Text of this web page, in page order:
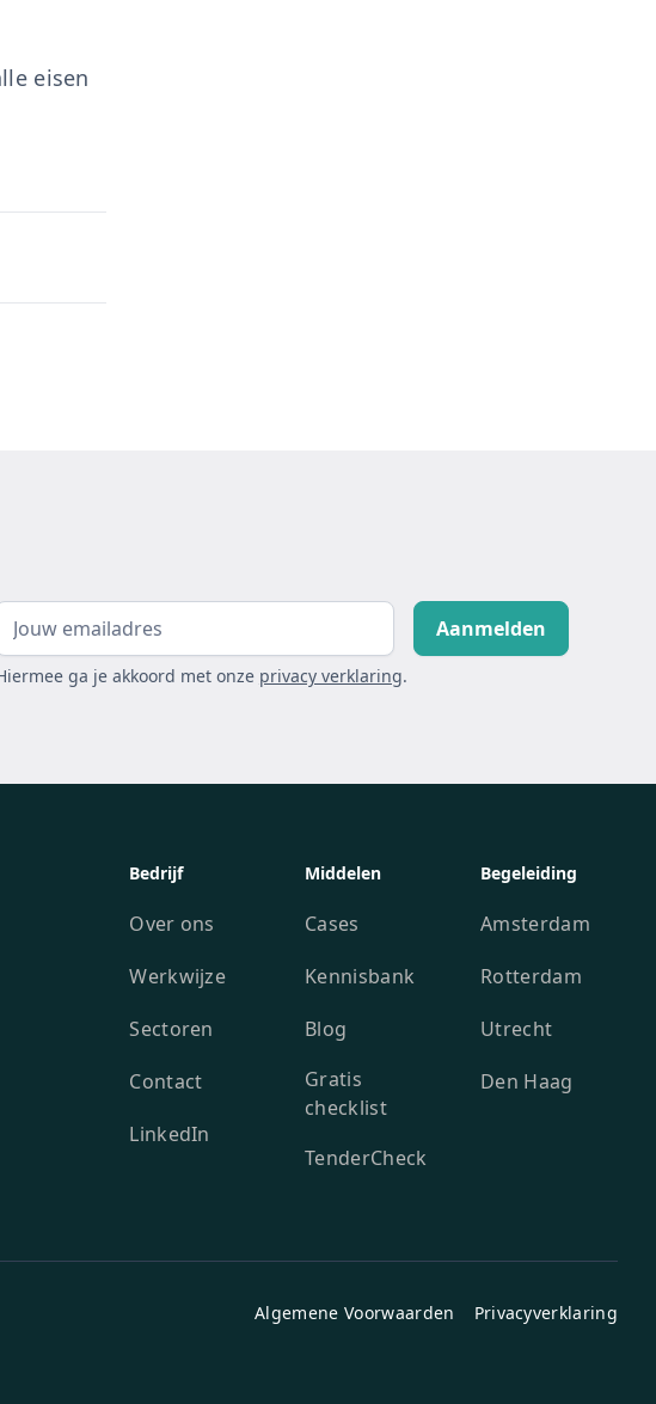
eisen
ga je akkoord met onze privacy verklaring.
Bedrijf
Over ons
Werkwijze
Sectoren
Contact
LinkedIn
Middelen
Cases
Kennisbank
Blog
Gratis
checklist
TenderCheck
Begeleiding
Amsterdam
Rotterdam
Utrecht
Den Haag
Algemene Voorwaarden Privacyverklaring